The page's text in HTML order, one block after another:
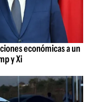
económicas a un
y Xi